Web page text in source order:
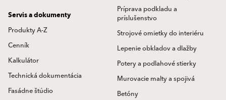
Príprava podkladu a
príslušenstvo
Strojové omietky do interiéru
Lepenie obkladov a dlažby
Potery a podlahové stierky
Murovacie malty a spojivá
Betóny
Servis a dokumenty
Produkty A-Z
Cenník
Kalkulátor
Technická dokumentácia
Fasádne štúdio